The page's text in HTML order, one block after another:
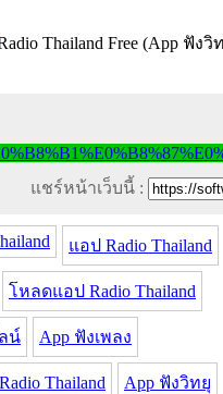
แชร์หน้าเว็บนี้ :
แอป Radio Thailand
โหลดแอป Radio Thailand
น์ App ฟังเพลง
Thailand App ฟังวิทยุ